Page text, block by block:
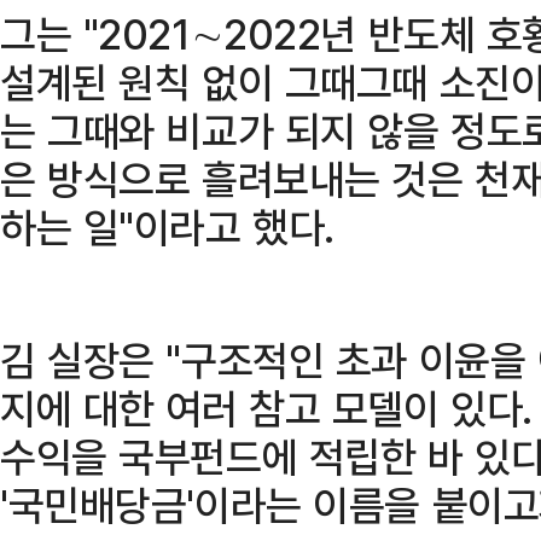
그는 "2021∼2022년 반도체 호
설계된 원칙 없이 그때그때 소진
는 그때와 비교가 되지 않을 정
은 방식으로 흘려보내는 것은 천
하는 일"이라고 했다.
김 실장은 "구조적인 초과 이윤
지에 대한 여러 참고 모델이 있
수익을 국부펀드에 적립한 바 있
'국민배당금'이라는 이름을 붙이